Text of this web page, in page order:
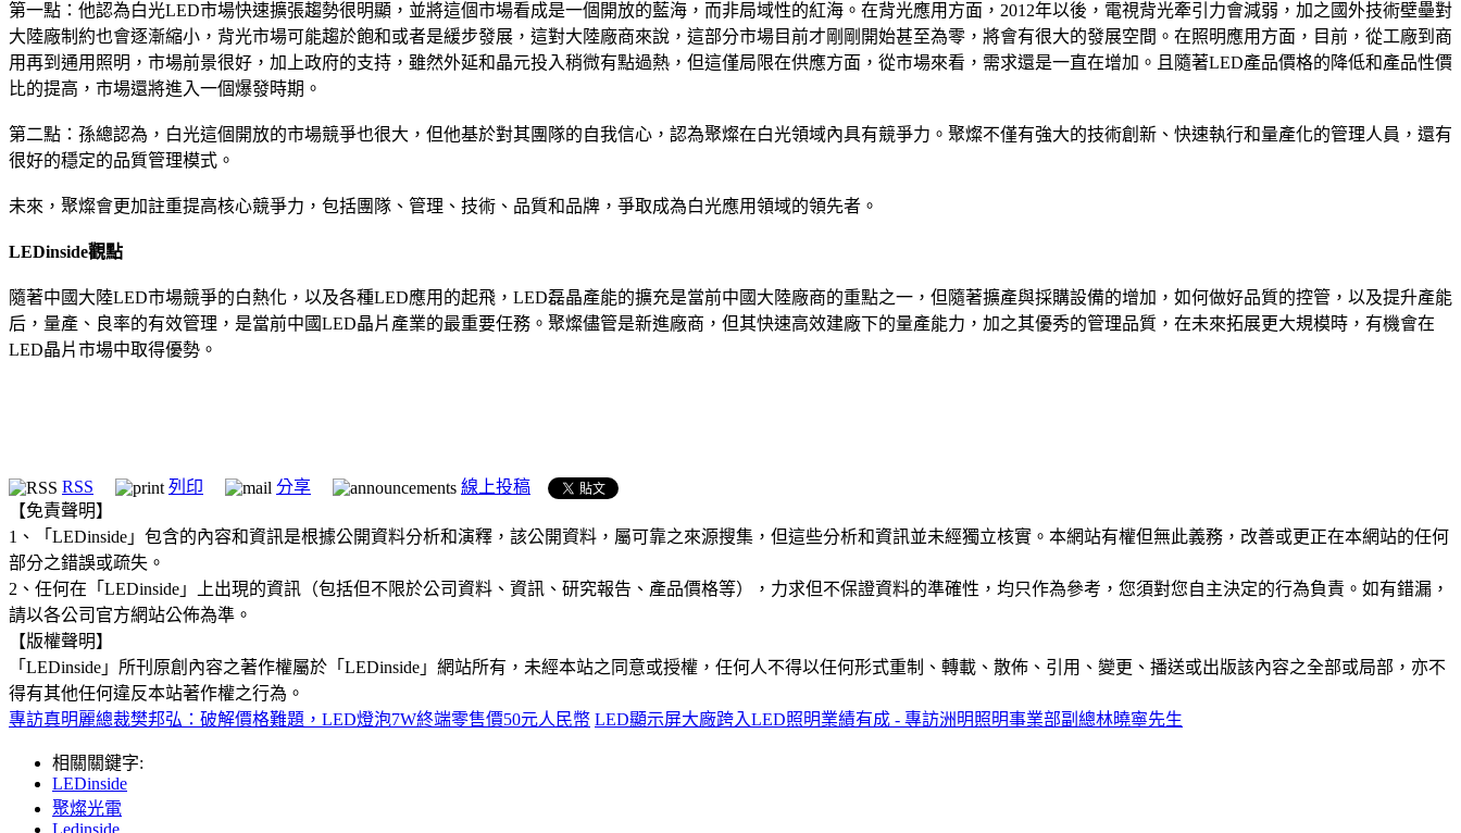
第一點：他認為白光LED市場快速擴張趨勢很明顯，並將這個市場看成是一個開放的藍海，而非局域性的紅海。在背光應用方面，2012年以後，電視背光牽引力會減弱，加之國外技術壁壘對
大陸廠制約也會逐漸縮小，背光市場可能趨於飽和或者是緩步發展，這對大陸廠商來說，這部分市場目前才剛剛開始甚至為零，將會有很大的發展空間。在照明應用方面，目前，從工廠到商
用再到通用照明，市場前景很好，加上政府的支持，雖然外延和晶元投入稍微有點過熱，但這僅局限在供應方面，從市場來看，需求還是一直在增加。且隨著LED產品價格的降低和產品性價
比的提高，市場還將進入一個爆發時期。
第二點：孫總認為，白光這個開放的市場競爭也很大，但他基於對其團隊的自我信心，認為聚燦在白光領域內具有競爭力。聚燦不僅有強大的技術創新、快速執行和量產化的管理人員，還有
很好的穩定的品質管理模式。
未來，聚燦會更加註重提高核心競爭力，包括團隊、管理、技術、品質和品牌，爭取成為白光應用領域的領先者。
LEDinside觀點
隨著中國大陸LED市場競爭的白熱化，以及各種LED應用的起飛，LED磊晶產能的擴充是當前中國大陸廠商的重點之一，但隨著擴產與採購設備的增加，如何做好品質的控管，以及提升產能
后，量產、良率的有效管理，是當前中國LED晶片產業的最重要任務。聚燦儘管是新進廠商，但其快速高效建廠下的量產能力，加之其優秀的管理品質，在未來拓展更大規模時，有機會在
LED晶片市場中取得優勢。
RSS 列印 分享
線上投稿
【免責聲明】
1、「LEDinside」包含的內容和資訊是根據公開資料分析和演釋，該公開資料，屬可靠之來源搜集，但這些分析和資訊並未經獨立核實。本網站有權但無此義務，改善或更正在本網站的任何
部分之錯誤或疏失。
2、任何在「LEDinside」上出現的資訊（包括但不限於公司資料、資訊、研究報告、產品價格等），力求但不保證資料的準確性，均只作為參考，您須對您自主決定的行為負責。如有錯漏，
請以各公司官方網站公佈為準。
【版權聲明】
「LEDinside」所刊原創內容之著作權屬於「LEDinside」網站所有，未經本站之同意或授權，任何人不得以任何形式重制、轉載、散佈、引用、變更、播送或出版該內容之全部或局部，亦不
得有其他任何違反本站著作權之行為。
專訪真明麗總裁樊邦弘：破解價格難題，LED燈泡7W終端零售價50元人民幣 LED顯示屏大廠跨入LED照明業績有成 - 專訪洲明照明事業部副總林曉寧先生
相關關鍵字:
LEDinside
聚燦光電